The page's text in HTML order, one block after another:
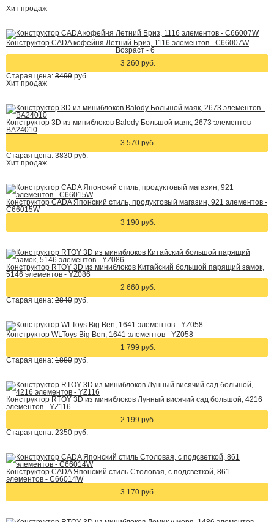
Хит продаж
Конструктор CADA кофейня Летний Бриз, 1116 элементов - C66007W
Возраст - 6+
3 260 руб.
Старая цена: 3499 руб.
Хит продаж
Конструктор 3D из миниблоков Balody Большой маяк, 2673 элементов -
BA24010
3 570 руб.
Старая цена: 3830 руб.
Хит продаж
Конструктор CADA Японский стиль, продуктовый магазин, 921 элементов -
C66015W
3 190 руб.
Конструктор RTOY 3D из миниблоков Китайский большой парящий замок,
5146 элементов - YZ086
2 660 руб.
Старая цена: 2840 руб.
Конструктор WLToys Big Ben, 1641 элементов - YZ058
1 799 руб.
Старая цена: 1880 руб.
Конструктор RTOY 3D из миниблоков Лунный висячий сад большой, 4216
элементов - YZ116
2 199 руб.
Старая цена: 2350 руб.
Конструктор CADA Японский стиль Столовая, с подсветкой, 861
элементов - C66014W
3 170 руб.